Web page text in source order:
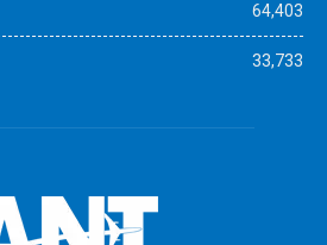
64,403
33,733